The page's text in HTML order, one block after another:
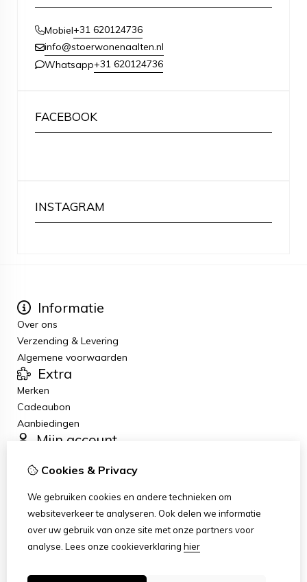
Mobiel+31 620124736
info@stoerwonenaalten.nl
Whatsapp+31 620124736
FACEBOOK
INSTAGRAM
Informatie
Over ons
Verzending & Levering
Algemene voorwaarden
Extra
Merken
Cadeaubon
Aanbiedingen
Mijn account
Bestelhistorie
Nieuwsbrief
Klantenservice
Sitemap
Cookies & Privacy
We gebruiken cookies en andere technieken om
websiteverkeer te analyseren. Ook delen we informatie
over uw gebruik van onze site met onze partners voor
analyse. Lees onze cookieverklaring hier